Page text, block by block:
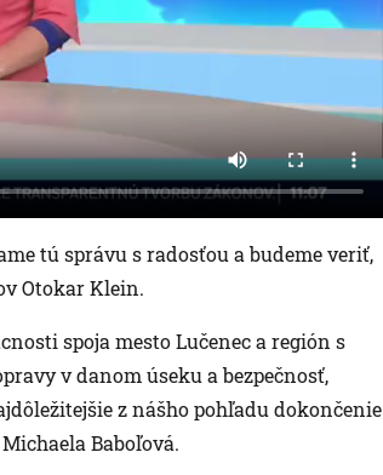
tú správu s radosťou a budeme veriť,
Otokar Klein.
spoja mesto Lučenec a región s
v danom úseku a bezpečnosť,
z nášho pohľadu dokončenie
Baboľová.